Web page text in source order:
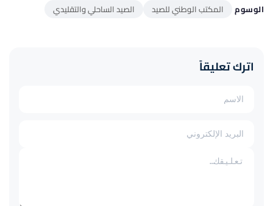
الوسوم المكتب الوطني للصيد الصيد الساحلي والتقليدي
اترك تعليقاً